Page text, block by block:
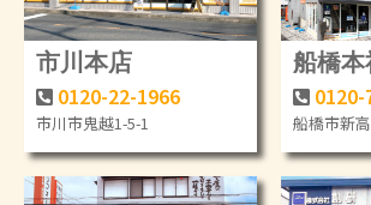
市川本店
0120-22-1966
市川市鬼越1-5-1
船橋
船橋市新